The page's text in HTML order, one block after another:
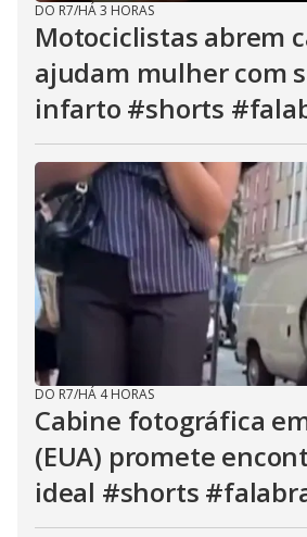
DO R7/HÁ 3 HORAS
Motociclistas abrem
ajudam mulher com
infarto #shorts
DO R7/HÁ 4 HORAS
Cabine fotográfica
(EUA) promete
ideal #shorts